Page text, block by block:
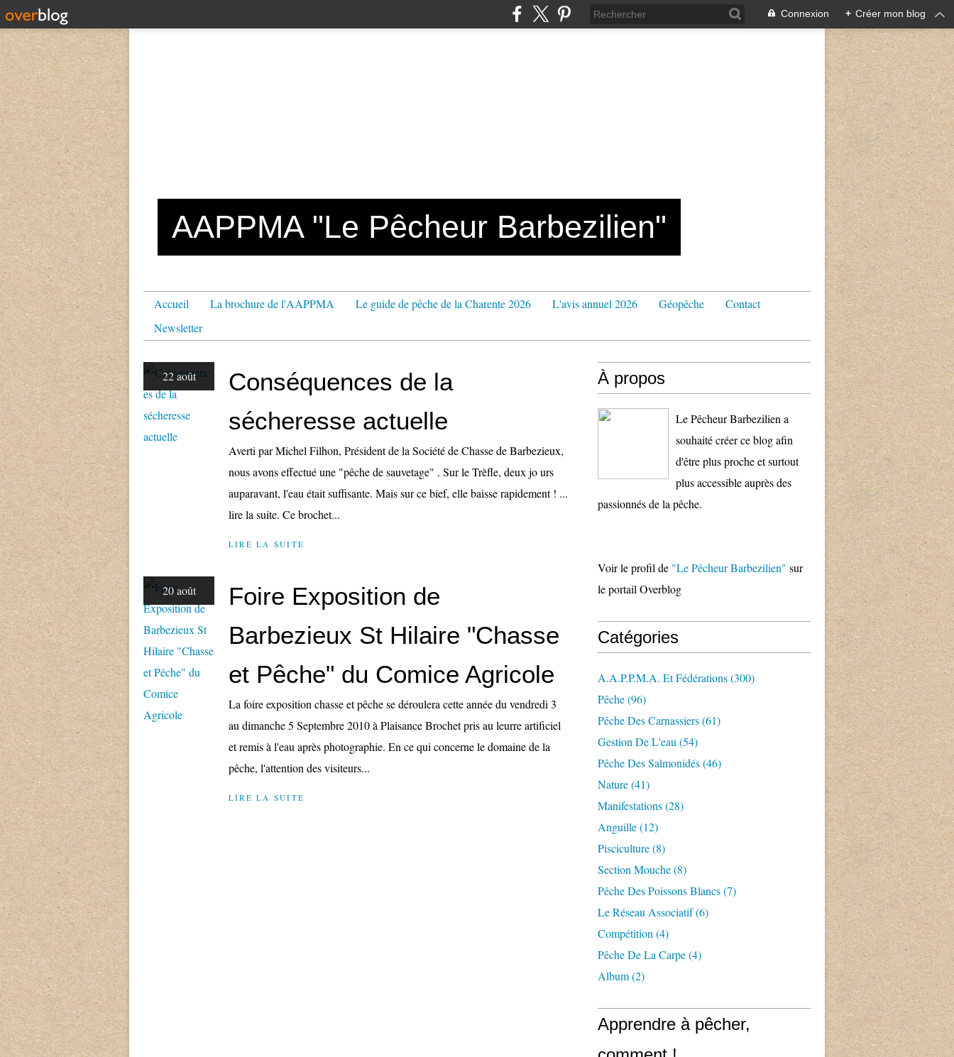
Connexion + Créer mon blog
AAPPMA "Le Pêcheur Barbezilien"
Accueil La brochure de l'AAPPMA Le guide de pêche de la Charente 2026 L'avis annuel 2026 Géopêche
Contact
Newsletter
22 août
Conséquences de la
sécheresse actuelle
Averti par Michel Filhon, Président de la Société de Chasse de Barbezieux,
nous avons effectué une "pêche de sauvetage" . Sur le Trèfle, deux jo urs
auparavant, l'eau était suffisante. Mais sur ce bief, elle baisse rapidement ! ...
lire la suite. Ce brochet...
LIRE LA SUITE
20 août
Foire Exposition de
Barbezieux St Hilaire "Chasse
et Pêche" du Comice Agricole
La foire exposition chasse et pêche se déroulera cette année du vendredi 3
au dimanche 5 Septembre 2010 à Plaisance Brochet pris au leurre artificiel
et remis à l'eau après photographie. En ce qui concerne le domaine de la
pêche, l'attention des visiteurs...
LIRE LA SUITE
À propos
Le Pêcheur Barbezilien a
souhaité créer ce blog afin
d'être plus proche et surtout
plus accessible auprès des
passionnés de la pêche.
Voir le profil de "Le Pêcheur Barbezilien" sur
le portail Overblog
Catégories
A.a.p.p.m.a. Et Fédérations(300)
Pêche(96)
Pêche Des Carnassiers(61)
Gestion De L'eau (54)
Pêche Des Salmonidés(46)
Nature(41)
Manifestations(28)
Anguille(12)
Pisciculture(8)
Section Mouche(8)
Pêche Des Poissons Blancs(7)
Le Réseau Associatif(6)
Compétition (4)
Pêche De La Carpe(4)
Album(2)
Apprendre à pêcher,